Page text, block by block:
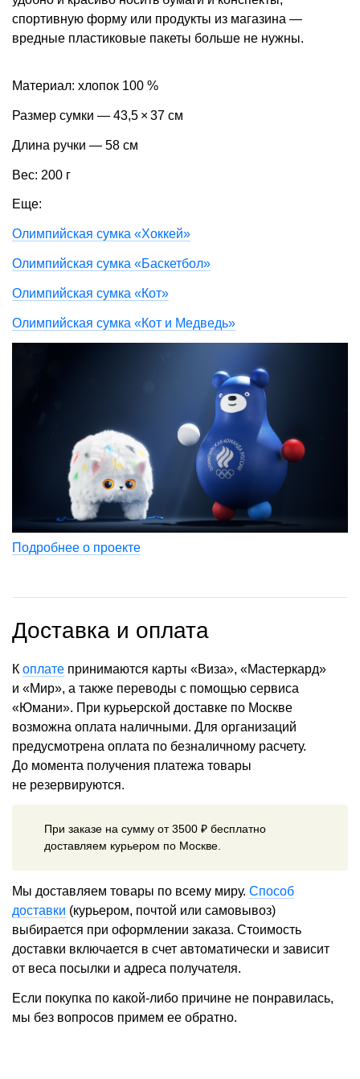
спортивную форму или продукты из магазина —
вредные пластиковые пакеты больше не нужны.
Материал: хлопок 100 %
Размер сумки — 43,5 × 37 см
Длина ручки — 58 см
Вес: 200 г
Еще:
Олимпийская сумка «Хоккей»
Олимпийская сумка «Баскетбол»
Олимпийская сумка «Кот»
Олимпийская сумка «Кот и Медведь»
Подробнее о проекте
Доставка и оплата
К оплате принимаются карты «Виза», «Мастеркард»
и «Мир», а также переводы с помощью сервиса
«Юмани». При курьерской доставке по Москве
возможна оплата наличными. Для организаций
предусмотрена оплата по безналичному расчету.
До момента получения платежа товары
не резервируются.
При заказе на сумму от 3500 ₽ бесплатно
доставляем курьером по Москве.
Мы доставляем товары по всему миру. Способ
доставки (курьером, почтой или самовывоз)
выбирается при оформлении заказа. Стоимость
доставки включается в счет автоматически и зависит
от веса посылки и адреса получателя.
Если покупка по какой-либо причине не понравилась,
мы без вопросов примем ее обратно.